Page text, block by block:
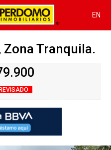
EN
Tranquila.